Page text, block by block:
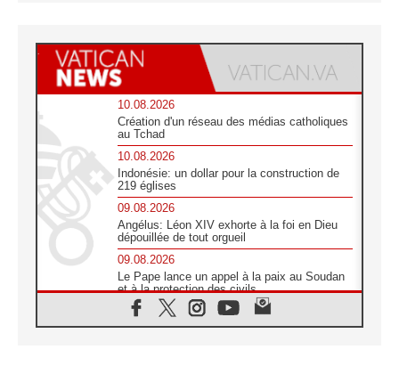
10.08.2026
Création d'un réseau des médias catholiques
au Tchad
10.08.2026
Indonésie: un dollar pour la construction de
219 églises
09.08.2026
Angélus: Léon XIV exhorte à la foi en Dieu
dépouillée de tout orgueil
09.08.2026
Le Pape lance un appel à la paix au Soudan
et à la protection des civils
09.08.2026
Déclaration d'Addis-Abeba du SCEAM sur